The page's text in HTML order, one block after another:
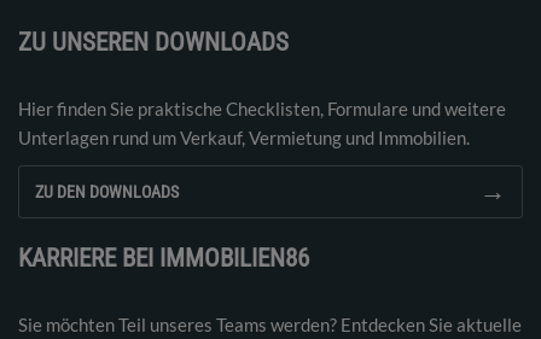
ZU UNSEREN DOWNLOADS
Hier finden Sie praktische Checklisten, Formulare und weitere
Unterlagen rund um Verkauf, Vermietung und Immobilien.
ZU DEN DOWNLOADS →
KARRIERE BEI IMMOBILIEN86
Sie möchten Teil unseres Teams werden? Entdecken Sie aktuelle